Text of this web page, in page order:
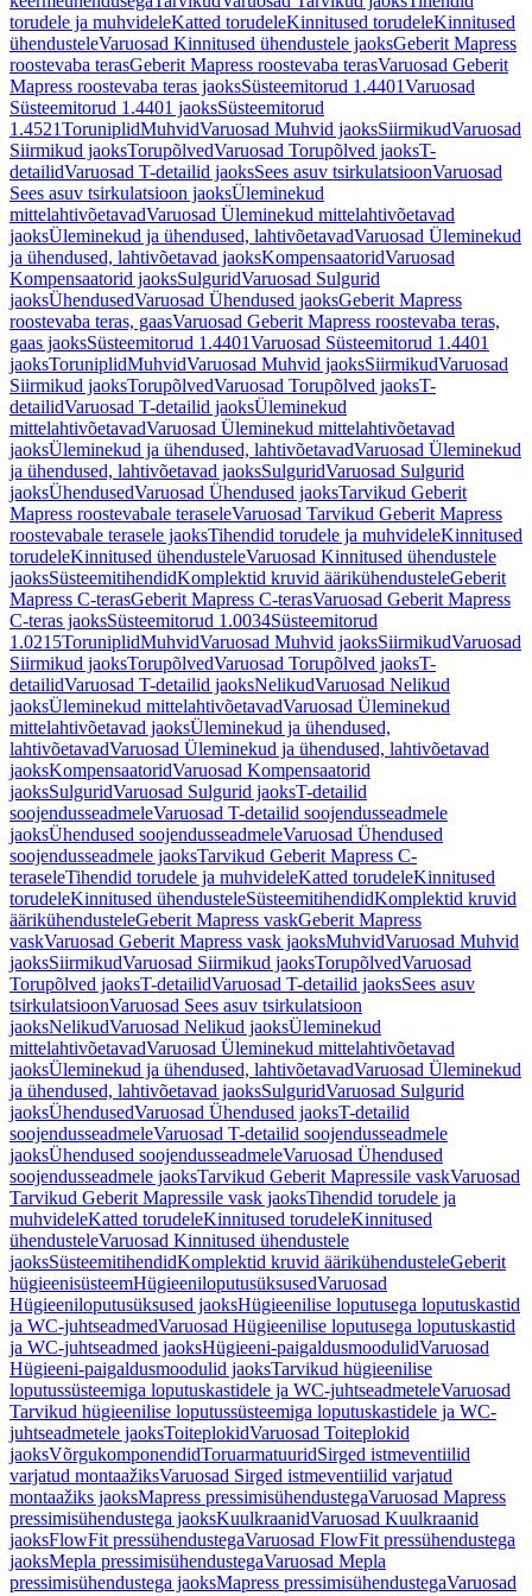
torudele ja muhvideleKatted torudeleKinnitused torudeleKinnitused
ühendusteleVaruosad Kinnitused ühendustele jaoksGeberit Mapress
roostevaba terasGeberit Mapress roostevaba terasVaruosad Geberit
Mapress roostevaba teras jaoksSüsteemitorud 1.4401Varuosad
Süsteemitorud 1.4401 jaoksSüsteemitorud
1.4521ToruniplidMuhvidVaruosad Muhvid jaoksSiirmikudVaruosad
Siirmikud jaoksTorupõlvedVaruosad Torupõlved jaoksT-
detailidVaruosad T-detailid jaoksSees asuv tsirkulatsioonVaruosad
Sees asuv tsirkulatsioon jaoksÜleminekud
mittelahtivõetavadVaruosad Üleminekud mittelahtivõetavad
jaoksÜleminekud ja ühendused, lahtivõetavadVaruosad Üleminekud
ja ühendused, lahtivõetavad jaoksKompensaatoridVaruosad
Kompensaatorid jaoksSulguridVaruosad Sulgurid
jaoksÜhendusedVaruosad Ühendused jaoksGeberit Mapress
roostevaba teras, gaasVaruosad Geberit Mapress roostevaba teras,
gaas jaoksSüsteemitorud 1.4401Varuosad Süsteemitorud 1.4401
jaoksToruniplidMuhvidVaruosad Muhvid jaoksSiirmikudVaruosad
Siirmikud jaoksTorupõlvedVaruosad Torupõlved jaoksT-
detailidVaruosad T-detailid jaoksÜleminekud
mittelahtivõetavadVaruosad Üleminekud mittelahtivõetavad
jaoksÜleminekud ja ühendused, lahtivõetavadVaruosad Üleminekud
ja ühendused, lahtivõetavad jaoksSulguridVaruosad Sulgurid
jaoksÜhendusedVaruosad Ühendused jaoksTarvikud Geberit
Mapress roostevabale teraseleVaruosad Tarvikud Geberit Mapress
roostevabale terasele jaoksTihendid torudele ja muhvideleKinnitused
torudeleKinnitused ühendusteleVaruosad Kinnitused ühendustele
jaoksSüsteemitihendidKomplektid kruvid äärikühendusteleGeberit
Mapress C-terasGeberit Mapress C-terasVaruosad Geberit Mapress
C-teras jaoksSüsteemitorud 1.0034Süsteemitorud
1.0215ToruniplidMuhvidVaruosad Muhvid jaoksSiirmikudVaruosad
Siirmikud jaoksTorupõlvedVaruosad Torupõlved jaoksT-
detailidVaruosad T-detailid jaoksNelikudVaruosad Nelikud
jaoksÜleminekud mittelahtivõetavadVaruosad Üleminekud
mittelahtivõetavad jaoksÜleminekud ja ühendused,
lahtivõetavadVaruosad Üleminekud ja ühendused, lahtivõetavad
jaoksKompensaatoridVaruosad Kompensaatorid
jaoksSulguridVaruosad Sulgurid jaoksT-detailid
soojendusseadmeleVaruosad T-detailid soojendusseadmele
jaoksÜhendused soojendusseadmeleVaruosad Ühendused
soojendusseadmele jaoksTarvikud Geberit Mapress C-
teraseleTihendid torudele ja muhvideleKatted torudeleKinnitused
torudeleKinnitused ühendusteleSüsteemitihendidKomplektid kruvid
äärikühendusteleGeberit Mapress vaskGeberit Mapress
vaskVaruosad Geberit Mapress vask jaoksMuhvidVaruosad Muhvid
jaoksSiirmikudVaruosad Siirmikud jaoksTorupõlvedVaruosad
Torupõlved jaoksT-detailidVaruosad T-detailid jaoksSees asuv
tsirkulatsioonVaruosad Sees asuv tsirkulatsioon
jaoksNelikudVaruosad Nelikud jaoksÜleminekud
mittelahtivõetavadVaruosad Üleminekud mittelahtivõetavad
jaoksÜleminekud ja ühendused, lahtivõetavadVaruosad Üleminekud
ja ühendused, lahtivõetavad jaoksSulguridVaruosad Sulgurid
jaoksÜhendusedVaruosad Ühendused jaoksT-detailid
soojendusseadmeleVaruosad T-detailid soojendusseadmele
jaoksÜhendused soojendusseadmeleVaruosad Ühendused
soojendusseadmele jaoksTarvikud Geberit Mapressile vaskVaruosad
Tarvikud Geberit Mapressile vask jaoksTihendid torudele ja
muhvideleKatted torudeleKinnitused torudeleKinnitused
ühendusteleVaruosad Kinnitused ühendustele
jaoksSüsteemitihendidKomplektid kruvid äärikühendusteleGeberit
hügieenisüsteemHügieeniloputusüksusedVaruosad
Hügieeniloputusüksused jaoksHügieenilise loputusega loputuskastid
ja WC-juhtseadmedVaruosad Hügieenilise loputusega loputuskastid
ja WC-juhtseadmed jaoksHügieeni-paigaldusmoodulidVaruosad
Hügieeni-paigaldusmoodulid jaoksTarvikud hügieenilise
loputussüsteemiga loputuskastidele ja WC-juhtseadmeteleVaruosad
Tarvikud hügieenilise loputussüsteemiga loputuskastidele ja WC-
juhtseadmetele jaoksToiteplokidVaruosad Toiteplokid
jaoksVõrgukomponendidToruarmatuuridSirged istmeventiilid
varjatud montaažiksVaruosad Sirged istmeventiilid varjatud
montaažiks jaoksMapress pressimisühendustegaVaruosad Mapress
pressimisühendustega jaoksKuulkraanidVaruosad Kuulkraanid
jaoksFlowFit pressühendustegaVaruosad FlowFit pressühendustega
jaoksMepla pressimisühendustegaVaruosad Mepla
pressimisühendustega jaoksMapress pressimisühendustegaVaruosad